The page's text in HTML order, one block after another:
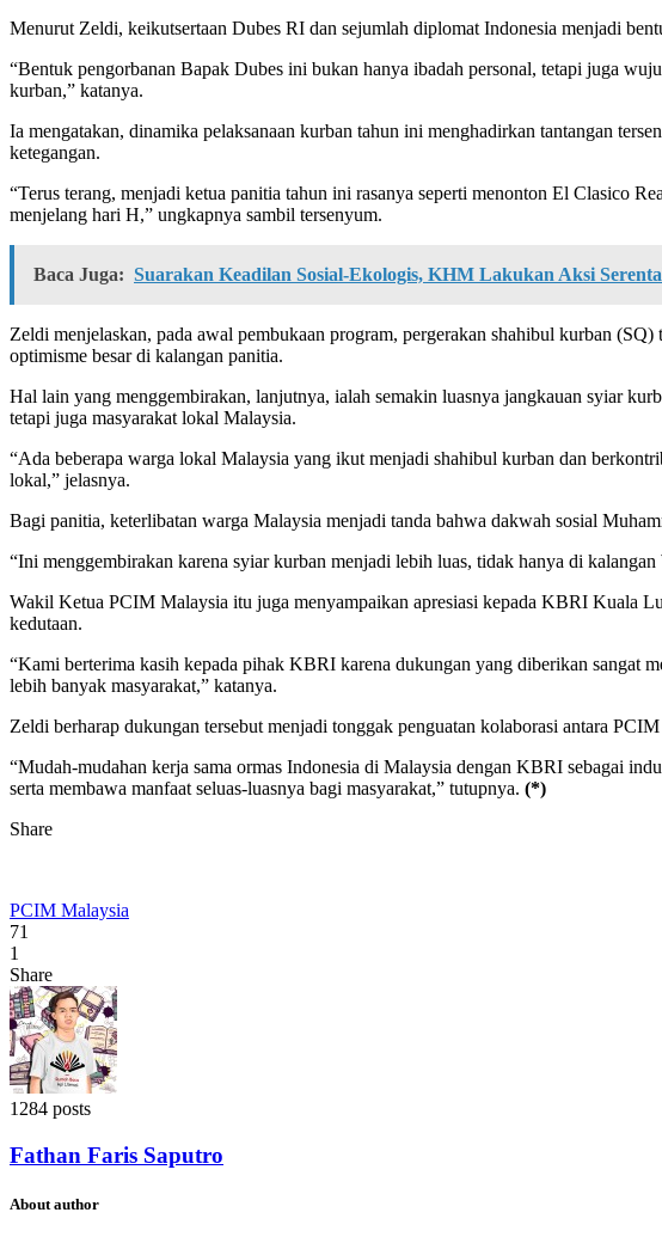
Menurut Zeldi, keikutsertaan Dubes RI dan sejumlah diplomat Indonesia menjadi
“Bentuk pengorbanan Bapak Dubes ini bukan hanya ibadah personal, tetapi juga
kurban,” katanya.
Ia mengatakan, dinamika pelaksanaan kurban tahun ini menghadirkan tantangan
ketegangan.
“Terus terang, menjadi ketua panitia tahun ini rasanya seperti menonton El Clasico
menjelang hari H,” ungkapnya sambil tersenyum.
Baca Juga: Suarakan Keadilan Sosial-Ekologis, KHM Lakukan Aksi
Zeldi menjelaskan, pada awal pembukaan program, pergerakan shahibul kurban
optimisme besar di kalangan panitia.
Hal lain yang menggembirakan, lanjutnya, ialah semakin luasnya jangkauan syiar
tetapi juga masyarakat lokal Malaysia.
“Ada beberapa warga lokal Malaysia yang ikut menjadi shahibul kurban dan
lokal,” jelasnya.
Bagi panitia, keterlibatan warga Malaysia menjadi tanda bahwa dakwah sosial
“Ini menggembirakan karena syiar kurban menjadi lebih luas, tidak hanya di
Wakil Ketua PCIM Malaysia itu juga menyampaikan apresiasi kepada KBRI Kuala
kedutaan.
“Kami berterima kasih kepada pihak KBRI karena dukungan yang diberikan sangat
lebih banyak masyarakat,” katanya.
Zeldi berharap dukungan tersebut menjadi tonggak penguatan kolaborasi antara
“Mudah-mudahan kerja sama ormas Indonesia di Malaysia dengan KBRI sebagai
serta membawa manfaat seluas-luasnya bagi masyarakat,” tutupnya. (*)
Share
PCIM Malaysia
71
1
Share
1284 posts
Fathan Faris Saputro
About author